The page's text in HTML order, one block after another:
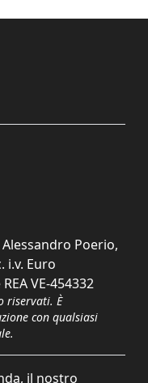
Poerio,
i.v. Euro
VE-454332
riservati. È
con qualsiasi
il nostro